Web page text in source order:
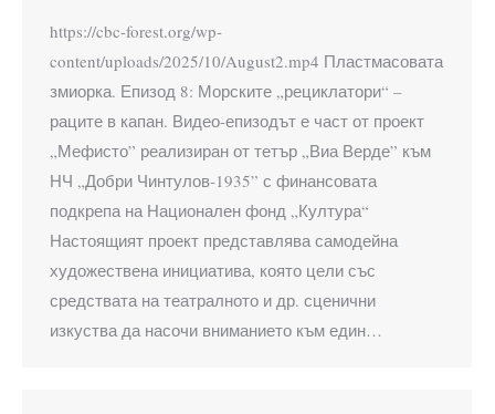
https://cbc-forest.org/wp-
content/uploads/2025/10/August2.mp4 Пластмасовата
змиорка. Епизод 8: Морските „рециклатори“ –
раците в капан. Видео-епизодът е част от проект
„Мефисто” реализиран от тетър „Виа Верде” към
НЧ „Добри Чинтулов-1935” с финансовата
подкрепа на Национален фонд „Култура“
Настоящият проект представлява самодейна
художествена инициатива, която цели със
средствата на театралното и др. сценични
изкуства да насочи вниманието към един…